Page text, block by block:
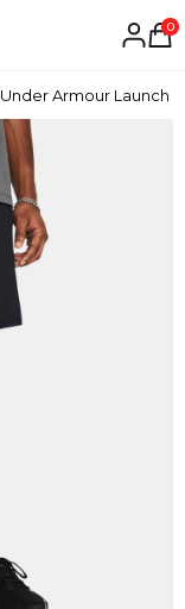
0
Under Armour Launch